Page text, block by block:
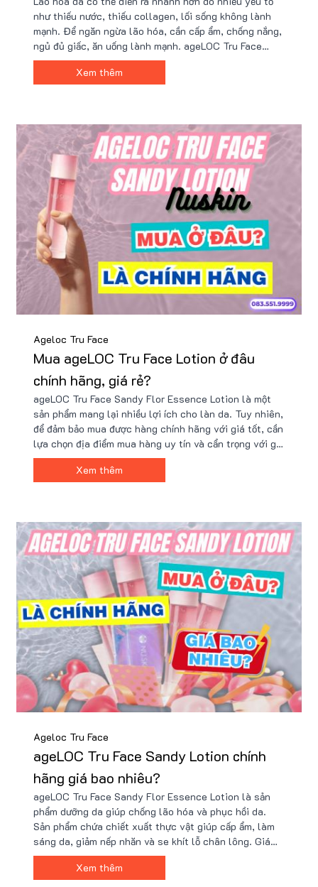
như thiếu nước, thiếu collagen, lối sống không lành
mạnh. Để ngăn ngừa lão hóa, cần cấp ẩm, chống nắng,
ngủ đủ giấc, ăn uống lành mạnh. ageLOC Tru Face
Lotion là giải pháp giúp cấp ẩm sâu, trẻ hóa da, điều
chỉnh đồng hồ sinh học, tái tạo và phục hồi da.
Xem thêm
Ageloc Tru Face
Mua ageLOC Tru Face Lotion ở đâu
chính hãng, giá rẻ?
ageLOC Tru Face Sandy Flor Essence Lotion là một
sản phẩm mang lại nhiều lợi ích cho làn da. Tuy nhiên,
để đảm bảo mua được hàng chính hãng với giá tốt, cần
lựa chọn địa điểm mua hàng uy tín và cẩn trọng với giá
quá rẻ. Nếu quan tâm đến sản phẩm hãy liên hệ ngay
với Nu88 để mua hàng chính hãng với giá ưu đãi nhất!
Xem thêm
Ageloc Tru Face
ageLOC Tru Face Sandy Lotion chính
hãng giá bao nhiêu?
ageLOC Tru Face Sandy Flor Essence Lotion là sản
phẩm dưỡng da giúp chống lão hóa và phục hồi da.
Sản phẩm chứa chiết xuất thực vật giúp cấp ẩm, làm
sáng da, giảm nếp nhăn và se khít lỗ chân lông. Giá
niêm yết của sản phẩm là 2.125.000 VNĐ, tuy nhiên
có thể mua với giá ưu đãi tại Nu88 chỉ với 1.xxxk kèm
Xem thêm